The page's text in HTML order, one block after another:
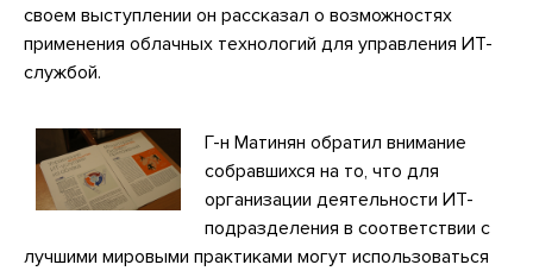
своем выступлении он рассказал о возможностях
применения облачных технологий для управления ИТ-
службой.
Г-н Матинян обратил внимание
собравшихся на то, что для
организации деятельности ИТ-
подразделения в соответствии с
лучшими мировыми практиками могут использоваться